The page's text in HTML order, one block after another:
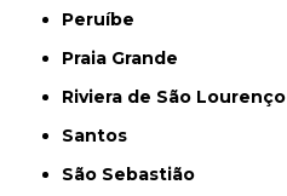
Peruíbe
Praia Grande
Riviera de São Lourenço
Santos
São Sebastião